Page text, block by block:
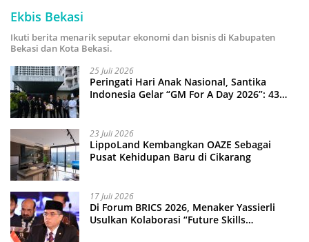
Ekbis Bekasi
Ikuti berita menarik seputar ekonomi dan bisnis di Kabupaten
Bekasi dan Kota Bekasi.
25 Juli 2026
Peringati Hari Anak Nasional, Santika
Indonesia Gelar “GM For A Day 2026”: 43
23 Juli 2026
LippoLand Kembangkan OAZE Sebagai
Pusat Kehidupan Baru di Cikarang
17 Juli 2026
Di Forum BRICS 2026, Menaker Yassierli
Usulkan Kolaborasi “Future Skills